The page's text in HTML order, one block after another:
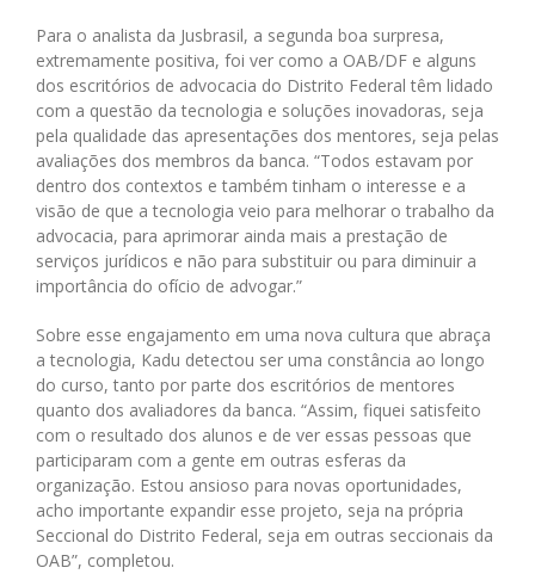
Para o analista da Jusbrasil, a segunda boa surpresa,
extremamente positiva, foi ver como a OAB/DF e alguns
dos escritórios de advocacia do Distrito Federal têm lidado
com a questão da tecnologia e soluções inovadoras, seja
pela qualidade das apresentações dos mentores, seja pelas
avaliações dos membros da banca. “Todos estavam por
dentro dos contextos e também tinham o interesse e a
visão de que a tecnologia veio para melhorar o trabalho da
advocacia, para aprimorar ainda mais a prestação de
serviços jurídicos e não para substituir ou para diminuir a
importância do ofício de advogar.”
Sobre esse engajamento em uma nova cultura que abraça
a tecnologia, Kadu detectou ser uma constância ao longo
do curso, tanto por parte dos escritórios de mentores
quanto dos avaliadores da banca. “Assim, fiquei satisfeito
com o resultado dos alunos e de ver essas pessoas que
participaram com a gente em outras esferas da
organização. Estou ansioso para novas oportunidades,
acho importante expandir esse projeto, seja na própria
Seccional do Distrito Federal, seja em outras seccionais da
OAB”, completou.